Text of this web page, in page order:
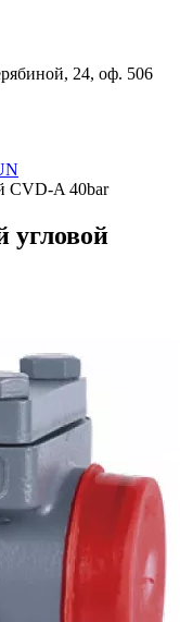
24, оф. 506
CVD-A 40bar
угловой